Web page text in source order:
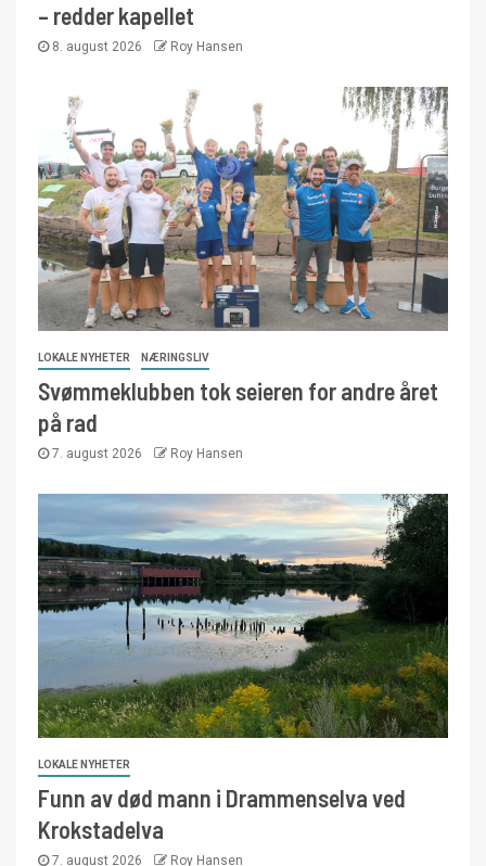
– redder kapellet
8. august 2026 Roy Hansen
LOKALE NYHETER NÆRINGSLIV
Svømmeklubben tok seieren for andre året
på rad
7. august 2026 Roy Hansen
LOKALE NYHETER
Funn av død mann i Drammenselva ved
Krokstadelva
7. august 2026 Roy Hansen